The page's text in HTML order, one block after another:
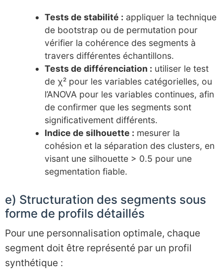
Tests de stabilité : appliquer la technique
de bootstrap ou de permutation pour
vérifier la cohérence des segments à
travers différentes échantillons.
Tests de différenciation : utiliser le test
de χ² pour les variables catégorielles, ou
l’ANOVA pour les variables continues, afin
de confirmer que les segments sont
significativement différents.
Indice de silhouette : mesurer la
cohésion et la séparation des clusters, en
visant une silhouette > 0.5 pour une
segmentation fiable.
e) Structuration des segments sous
forme de profils détaillés
Pour une personnalisation optimale, chaque
segment doit être représenté par un profil
synthétique :